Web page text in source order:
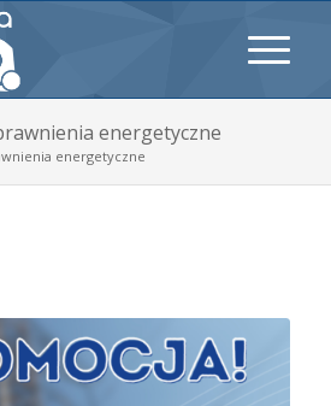
energetyczne
energetyczne